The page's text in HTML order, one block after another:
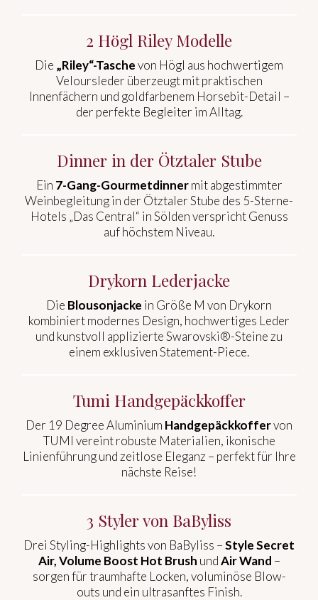
2 Högl Riley Modelle
Die „Riley“-Taschevon Högl aus hochwertigem
Veloursleder überzeugt mit praktischen
Innenfächern und goldfarbenem Horsebit-Detail –
der perfekte Begleiter im Alltag.
Dinner in der Ötztaler Stube
Ein 7-Gang-Gourmetdinnermit abgestimmter
Weinbegleitung in der Ötztaler Stube des 5-Sterne-
Hotels „Das Central“ in Sölden verspricht Genuss
auf höchstem Niveau.
Drykorn Lederjacke
Die Blousonjacke in Größe M von Drykorn
kombiniert modernes Design, hochwertiges Leder
und kunstvoll applizierte Swarovski®-Steine zu
einem exklusiven Statement-Piece.
Tumi Handgepäckkoffer
Der 19 Degree Aluminium Handgepäckkoffervon
TUMI vereint robuste Materialien, ikonische
Linienführung und zeitlose Eleganz – perfekt für Ihre
nächste Reise!
3 Styler von BaByliss
Drei Styling-Highlights von BaByliss –Style Secret
Air, Volume Boost Hot Brush undAir Wand –
sorgen für traumhafte Locken, voluminöse Blow-
outs und ein ultrasanftes Finish.